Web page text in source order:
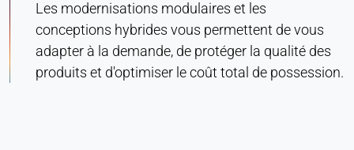
Les modernisations modulaires et les
conceptions hybrides vous permettent de vous
adapter à la demande, de protéger la qualité des
produits et d'optimiser le coût total de possession.